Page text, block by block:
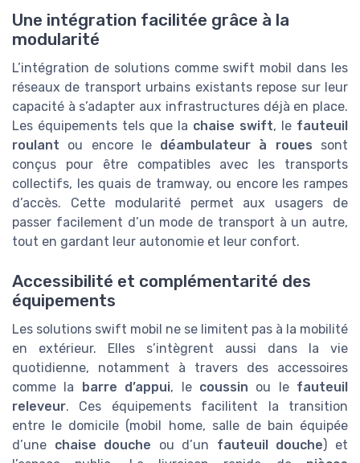
Une intégration facilitée grâce à la
modularité
L’intégration de solutions comme swift mobil dans les
réseaux de transport urbains existants repose sur leur
capacité à s’adapter aux infrastructures déjà en place.
Les équipements tels que la chaise swift, le fauteuil
roulant ou encore le déambulateur à roues sont
conçus pour être compatibles avec les transports
collectifs, les quais de tramway, ou encore les rampes
d’accès. Cette modularité permet aux usagers de
passer facilement d’un mode de transport à un autre,
tout en gardant leur autonomie et leur confort.
Accessibilité et complémentarité des
équipements
Les solutions swift mobil ne se limitent pas à la mobilité
en extérieur. Elles s’intègrent aussi dans la vie
quotidienne, notamment à travers des accessoires
comme la barre d’appui, le coussin ou le fauteuil
releveur. Ces équipements facilitent la transition
entre le domicile (mobil home, salle de bain équipée
d’une chaise douche ou d’un fauteuil douche) et